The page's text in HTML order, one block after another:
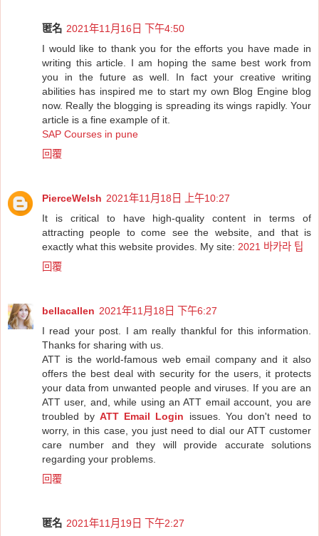
匿名 2021年11月16日 下午4:50
I would like to thank you for the efforts you have made in
writing this article. I am hoping the same best work from
you in the future as well. In fact your creative writing
abilities has inspired me to start my own Blog Engine blog
now. Really the blogging is spreading its wings rapidly. Your
article is a fine example of it.
SAP Courses in pune
回覆
PierceWelsh 2021年11月18日 上午10:27
It is critical to have high-quality content in terms of
attracting people to come see the website, and that is
exactly what this website provides. My site: 2021 바카라 팁
回覆
bellacallen 2021年11月18日 下午6:27
I read your post. I am really thankful for this information.
Thanks for sharing with us.
ATT is the world-famous web email company and it also
offers the best deal with security for the users, it protects
your data from unwanted people and viruses. If you are an
ATT user, and, while using an ATT email account, you are
troubled byATT Email Login issues. You don't need to
worry, in this case, you just need to dial our ATT customer
care number and they will provide accurate solutions
regarding your problems.
回覆
匿名 2021年11月19日 下午2:27